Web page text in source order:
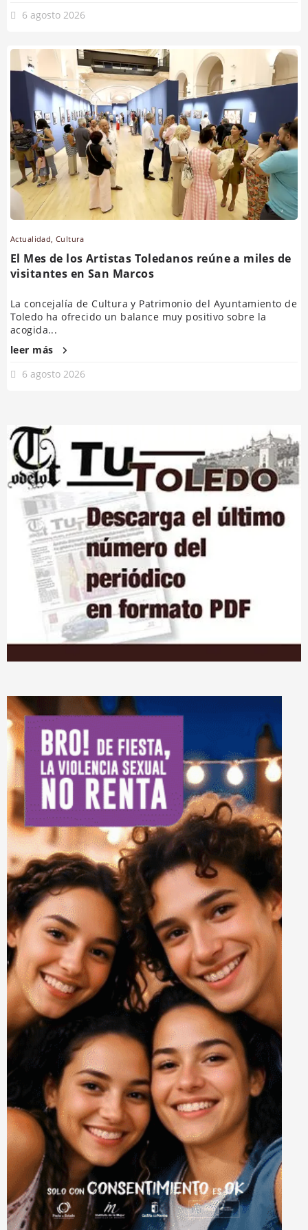
6 agosto 2026
Actualidad,Cultura
El Mes de los Artistas Toledanos reúne a miles de
visitantes en San Marcos
La concejalía de Cultura y Patrimonio del Ayuntamiento de
Toledo ha ofrecido un balance muy positivo sobre la
acogida...
leer más
6 agosto 2026